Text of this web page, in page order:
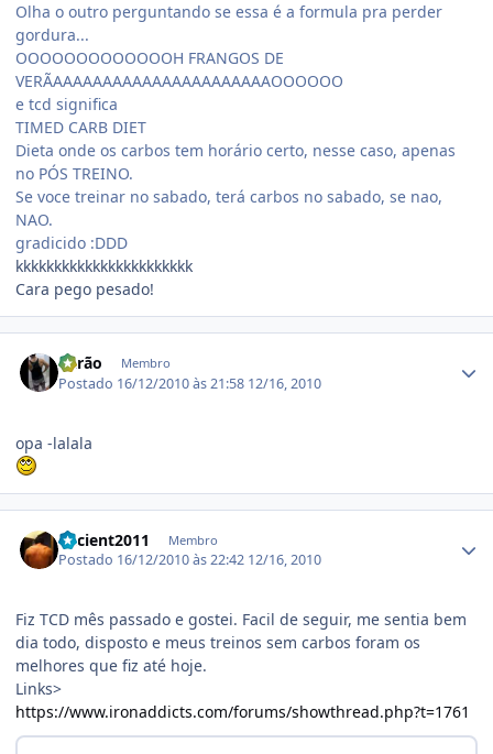
Olha o outro perguntando se essa é a formula pra perder
gordura...
OOOOOOOOOOOOOH FRANGOS DE
VERÃAAAAAAAAAAAAAAAAAAAAAAOOOOOO
e tcd significa
TIMED CARB DIET
Dieta onde os carbos tem horário certo, nesse caso, apenas
no PÓS TREINO.
Se voce treinar no sabado, terá carbos no sabado, se nao,
NAO.
gradicido :DDD
kkkkkkkkkkkkkkkkkkkkkkk
Cara pego pesado!
Barão Membro
Postado 16/12/2010 às 21:58 12/16, 2010
opa -lalala
ancient2011 Membro
Postado 16/12/2010 às 22:42 12/16, 2010
Fiz TCD mês passado e gostei. Facil de seguir, me sentia bem
dia todo, disposto e meus treinos sem carbos foram os
melhores que fiz até hoje.
Links>
https://www.ironaddicts.com/forums/showthread.php?t=1761